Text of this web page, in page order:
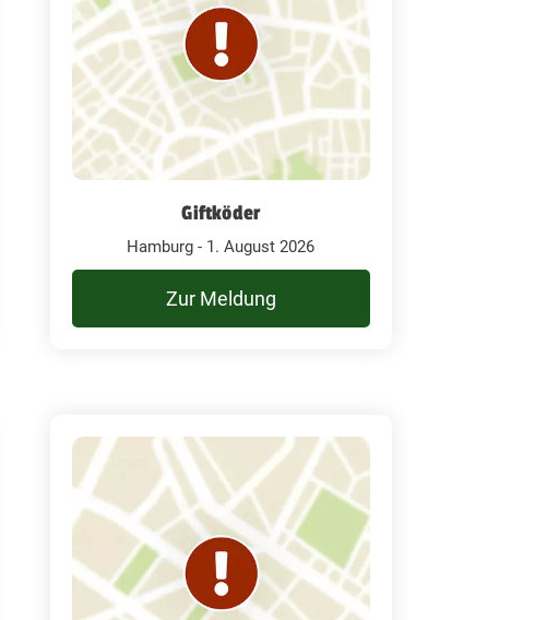
Giftköder
Hamburg - 1. August 2026
Zur Meldung